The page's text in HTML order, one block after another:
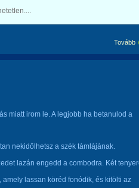
Tovább
miatt irom le. A legjobb ha betanulod a
nekidőlhetsz a szék támlájának.
lazán engedd a combodra. Két
lassan köréd fonódik, és kitölti az